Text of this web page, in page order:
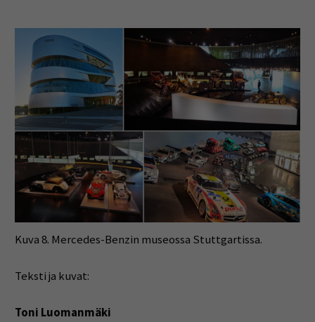
Kuva 8. Mercedes-Benzin museossa Stuttgartissa.
Teksti ja kuvat:
Toni Luomanmäki